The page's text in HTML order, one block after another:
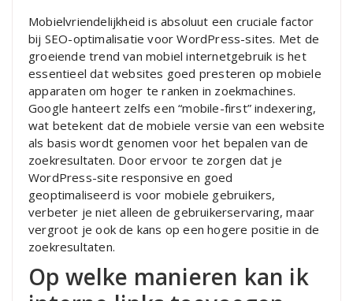
Mobielvriendelijkheid is absoluut een cruciale factor
bij SEO-optimalisatie voor WordPress-sites. Met de
groeiende trend van mobiel internetgebruik is het
essentieel dat websites goed presteren op mobiele
apparaten om hoger te ranken in zoekmachines.
Google hanteert zelfs een “mobile-first” indexering,
wat betekent dat de mobiele versie van een website
als basis wordt genomen voor het bepalen van de
zoekresultaten. Door ervoor te zorgen dat je
WordPress-site responsive en goed
geoptimaliseerd is voor mobiele gebruikers,
verbeter je niet alleen de gebruikerservaring, maar
vergroot je ook de kans op een hogere positie in de
zoekresultaten.
Op welke manieren kan ik